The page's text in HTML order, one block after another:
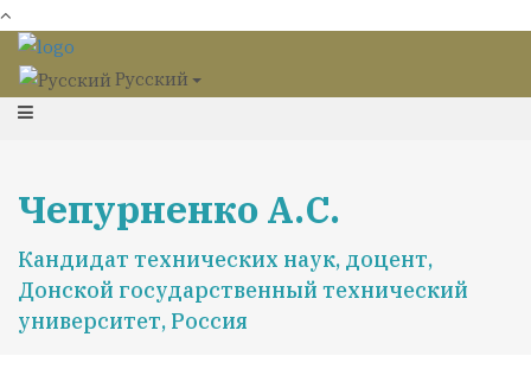
Русский
Чепурненко А.С.
Кандидат технических наук, доцент,
Донской государственный технический
университет, Россия